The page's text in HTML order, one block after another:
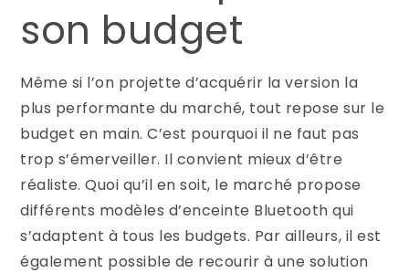
son budget
Même si l’on projette d’acquérir la version la
plus performante du marché, tout repose sur le
budget en main. C’est pourquoi il ne faut pas
trop s’émerveiller. Il convient mieux d’être
réaliste. Quoi qu’il en soit, le marché propose
différents modèles d’enceinte Bluetooth qui
s’adaptent à tous les budgets. Par ailleurs, il est
également possible de recourir à une solution